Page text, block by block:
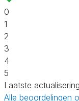
0
1
2
3
4
5
Laatste
Alle beoordelingen